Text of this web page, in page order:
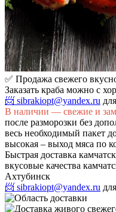
✅ Продажа свежего
Заказать краба можно с
📨 sibrakiopt@yandex.ru
В наличии — свежие и
после разморозки без
весь необходимый пакет
высокая – выход мяса по
Быстрая доставка
вкусовые качества
Ахтубинск
📨 sibrakiopt@yandex.ru